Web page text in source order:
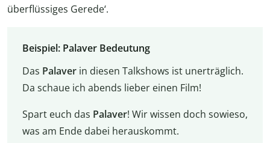
überflüssiges Gerede‘.
Beispiel: Palaver Bedeutung
Das Palaverin diesen Talkshows ist unerträglich.
Da schaue ich abends lieber einen Film!
Spart euch das Palaver! Wir wissen doch sowieso,
was am Ende dabei herauskommt.